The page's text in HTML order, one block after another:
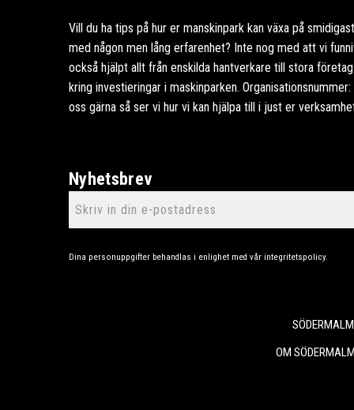
Vill du ha tips på hur er manskinpark kan växa på
med någon men lång erfarenhet? Inte nog med att vi
också hjälpt allt från enskilda hantverkare till stora
kring investieringar i maskinparken.
oss gärna så ser vi hur vi kan hjälpa till i just er
Nyhetsbrev
Dina personuppgifter behandlas i enlighet med vår integritetspolicy.
OM